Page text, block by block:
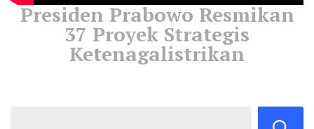
Presiden Prabowo Resmikan
37 Proyek Strategis
Ketenagalistrikan